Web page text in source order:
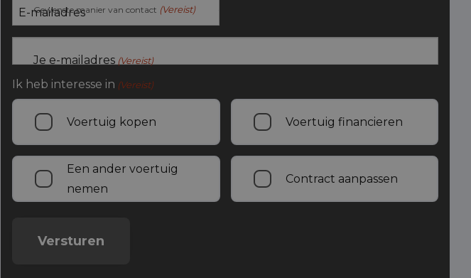
Gewenste manier van contact (Vereist)
Je e-mailadres (Vereist)
Ik heb interesse in (Vereist)
Voertuig kopen Voertuig financieren
Een ander voertuig
nemen
Contract aanpassen